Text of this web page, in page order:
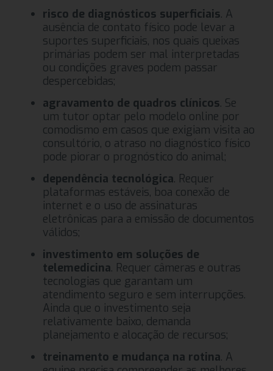
risco de diagnósticos superficiais. A
ausência de contato físico pode levar a
suportes superficiais, nos quais queixas
primárias podem ser mal interpretadas
ou condições graves podem passar
despercebidas;
agravamento de quadros clínicos. Se
um tutor optar pelo modelo online por
comodismo em casos que exigiam visita ao
consultório, o atraso no diagnóstico físico
pode piorar o prognóstico do animal;
dependência tecnológica. Requer
plataformas estáveis, boa conexão de
internet e o uso de assinaturas
eletrônicas para a emissão de documentos
válidos;
investimento em soluções de
telemedicina. Requer câmeras e outras
tecnologias que garantam um
atendimento seguro e sem interrupções.
Ainda que o investimento seja
relativamente baixo, demanda
planejamento e alocação de recursos;
treinamento e mudança na rotina. A